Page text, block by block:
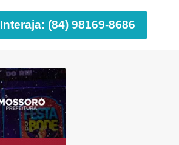
Interaja: (84) 98169-8686